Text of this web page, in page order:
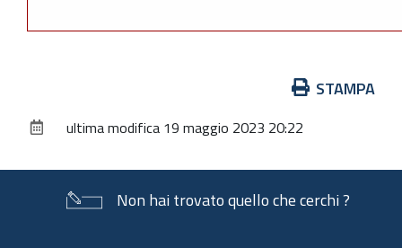
documento
STAMPA
ultima modifica 19 maggio 2023 20:22
Non hai trovato quello che cerchi ?